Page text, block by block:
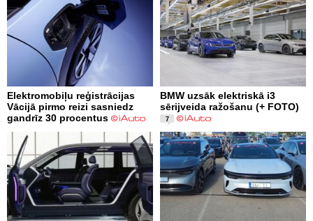
Elektromobiļu reģistrācijas
Vācijā pirmo reizi sasniedz
gandrīz 30 procentus
BMW uzsāk elektriskā i3
sērijveida ražošanu (+ FOTO)
7